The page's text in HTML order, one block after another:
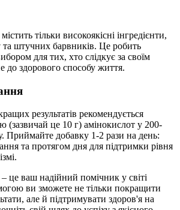
тільки високоякісні інгредієнти,
та штучних барвників. Це робить
для тих, хто слідкує за своїм
до здорового способу життя.
результатів рекомендується
(зазвичай це 10 г) амінокислот у 200-
Приймайте добавку 1-2 рази на день:
та протягом дня для підтримки рівня
це ваш надійний помічник у світі
ви зможете не тільки покращити
але й підтримувати здоров'я на